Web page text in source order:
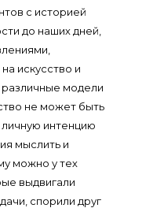
с историей
до наших дней,
искусство и
модели
не может быть
интенцию
мыслить и
можно у тех
выдвигали
спорили друг